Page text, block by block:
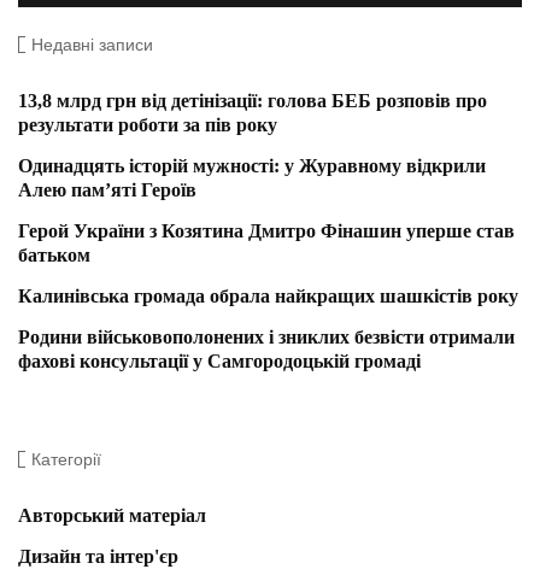
Недавні записи
13,8 млрд грн від детінізації: голова БЕБ розповів про
результати роботи за пів року
Одинадцять історій мужності: у Журавному відкрили
Алею пам’яті Героїв
Герой України з Козятина Дмитро Фінашин уперше став
батьком
Калинівська громада обрала найкращих шашкістів року
Родини військовополонених і зниклих безвісти отримали
фахові консультації у Самгородоцькій громаді
Категорії
Авторський матеріал
Дизайн та інтер'єр